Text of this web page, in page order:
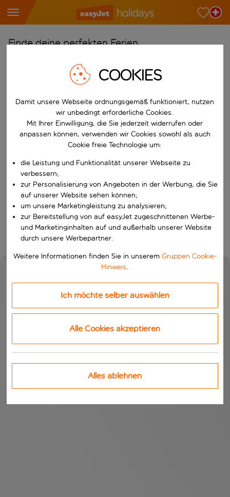
Finde deine perfekten Ferien
Beginne mit der Eingabe für die automatische
Wähle deine Flughäfen
Beginne mit der Eingabe für die automatische
Reiseziele finden
Nach
W&auml;hle ein Ab- und R&uuml;ckflugdatum aus.
Wähle deine Reisedaten
Wann
Wer
Suchen
COOKIES
Damit unsere Webseite ordnungsgemäß funktioniert, nutzen
wir unbedingt erforderliche Cookies.
Mit Ihrer Einwilligung, die Sie jederzeit widerrufen oder
anpassen können, verwenden wir Cookies sowohl als auch
Cookie freie Technologie um:
die Leistung und Funktionalität unserer Webseite zu
verbessern;
zur Personalisierung von Angeboten in der Werbung, die Sie
auf unserer Website sehen können;
um unsere Marketingleistung zu analysieren;
zur Bereitstellung von auf easyJet zugeschnittenen Werbe-
und Marketinginhalten auf und außerhalb unserer Website
durch unsere Werbepartner.
Weitere Informationen finden Sie in unserem Gruppen Cookie-
Hinweis.
Ich möchte selber auswählen
Alle Cookies akzeptieren
Alles ablehnen